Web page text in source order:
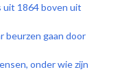
uit 1864 boven uit
beurzen gaan door
onder wie zijn